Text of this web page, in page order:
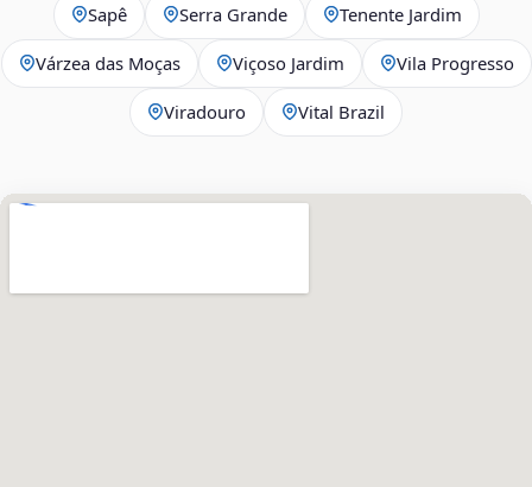
Sapê Serra Grande Tenente Jardim
Várzea das Moças Viçoso Jardim Vila Progresso
Viradouro Vital Brazil